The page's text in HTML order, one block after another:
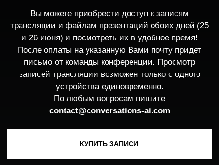
записей трансляции возможен только с одного
устройства единовременно.
По любым вопросам пишите
contact@conversations-ai.co m
Ждем вас 2 декабря на
Conversations 2026 в Москве
ПОДПИСАТЬСЯ НА НОВОСТИ